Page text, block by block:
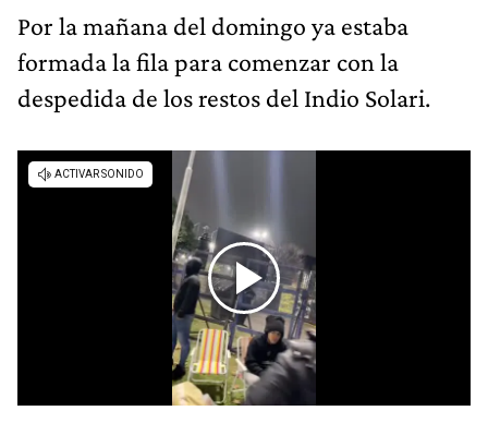
Por la mañana del domingo ya estaba
formada la fila para comenzar con la
despedida de los restos del Indio Solari.